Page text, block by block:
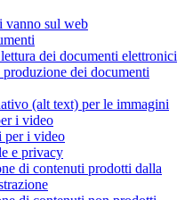
vanno sul web
dei documenti elettronici
dei documenti
(alt text) per le immagini
i video
per i video
e privacy
di contenuti prodotti dalla